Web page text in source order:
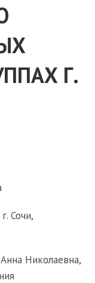
Г.
Сочи,
Николаевна,